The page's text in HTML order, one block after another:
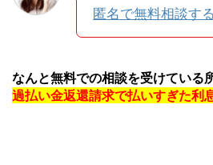
匿名で無料相談す
なんと無料での相談を受けている
過払い金返還請求で払いすぎた利